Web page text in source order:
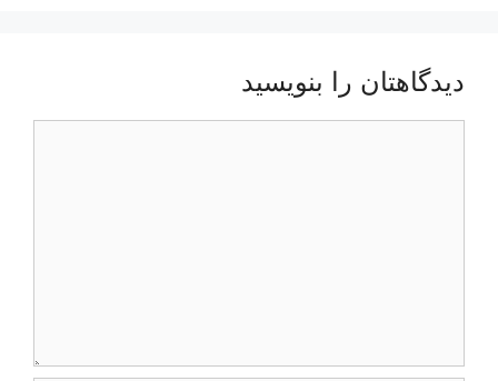
دیدگاهتان را بنویسید